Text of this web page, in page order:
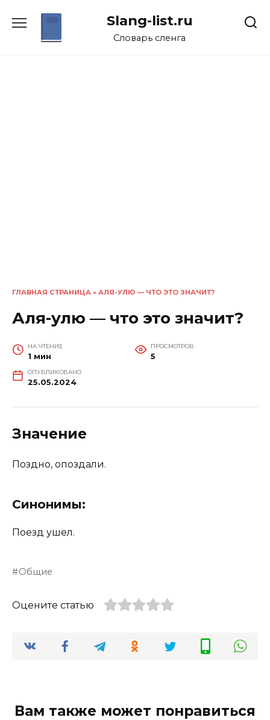
Slang-list.ru
Словарь сленга
ГЛАВНАЯ СТРАНИЦА » АЛЯ-УЛЮ — ЧТО ЭТО ЗНАЧИТ?
Аля-улю — что это значит?
НА ЧТЕНИЕ
1 мин
ПРОСМОТРОВ
5
ОПУБЛИКОВАНО
25.05.2024
Значение
Поздно, опоздали.
Синонимы:
Поезд ушел.
Общие
Оцените статью
Вам также может понравиться